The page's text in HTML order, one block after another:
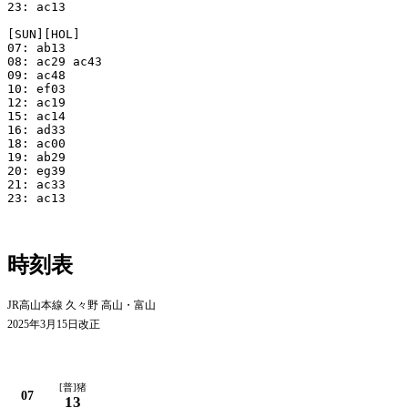
23: ac13
[SUN][HOL]
07: ab13
08: ac29 ac43
09: ac48
10: ef03
12: ac19
15: ac14
16: ad33
18: ac00
19: ab29
20: eg39
21: ac33
23: ac13
時刻表
JR高山本線 久々野 高山・富山
2025年3月15日改正
07
[普]猪
13